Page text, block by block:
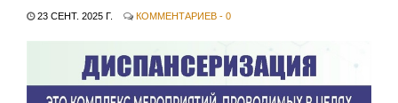
23 СЕНТ. 2025 Г. КОММЕНТАРИЕВ - 0